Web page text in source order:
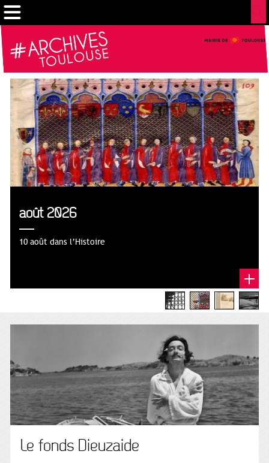
août 2026
10 août dans l’Histoire
Le fonds Dieuzaide
Gestion de vos préférences sur les cookies